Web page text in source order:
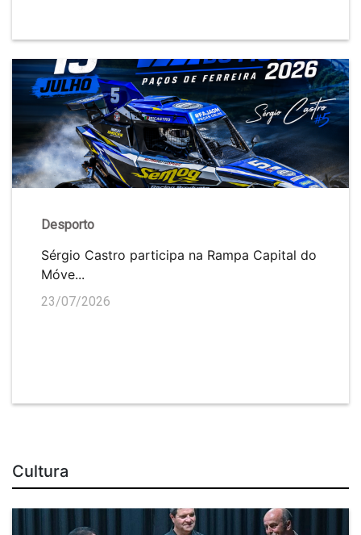
Desporto
Sérgio Castro participa na Rampa Capital do
Móve...
23/07/2026
Cultura